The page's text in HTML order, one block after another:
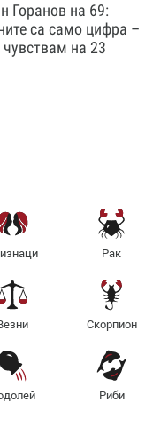
Горанов на 69:
са само цифра –
чувствам на 23
Рак
Скорпион
Риби